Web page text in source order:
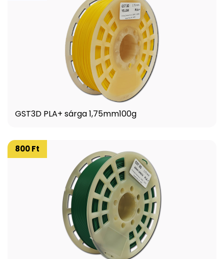
GST3D PLA+ sárga 1,75mm100g
800 Ft